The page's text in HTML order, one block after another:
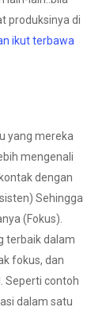
produksinya di
ikut terbawa
yang mereka
mengenali
dengan
Sehingga
(Fokus).
terbaik dalam
fokus, dan
Seperti contoh
dalam satu